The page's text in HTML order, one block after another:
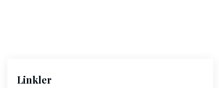
Linkler